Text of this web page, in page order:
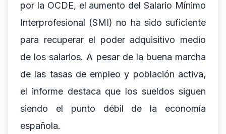
por la OCDE, el aumento del Salario Mínimo
Interprofesional (SMI) no ha sido suficiente
para recuperar el poder adquisitivo medio
de los salarios. A pesar de la buena marcha
de las tasas de empleo y población activa,
el informe destaca que los sueldos siguen
siendo el punto débil de la economía
española.